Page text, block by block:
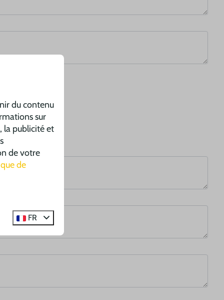
du contenu
sur
la publicité et
de votre
de
FR